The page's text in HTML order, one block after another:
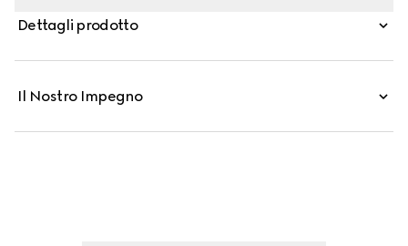
dettaglio smerlato completa il capo.
Dettagli prodotto
Il Nostro Impegno